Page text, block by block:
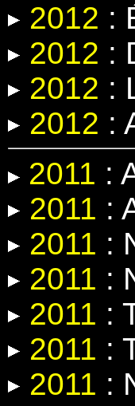
2012 :
2012 :
2012 :
2012 :
2011 :
2011 :
2011 :
2011 :
2011 :
2011 :
2011 :